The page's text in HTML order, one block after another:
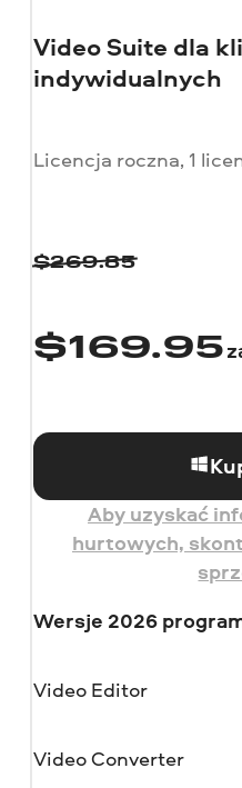
Video Suite dla
indywidualnych
Licencja roczna, 1
$269.85
$169.95
Aby uzyskać
hurtowych,
Wersje 2026
Video Editor
Video Converter